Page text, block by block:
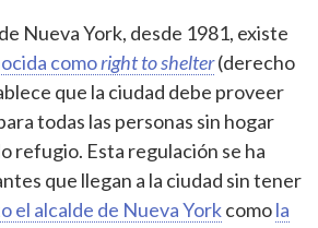
Nueva York, desde 1981, existe
comoright to shelter(derecho
que la ciudad debe proveer
todas las personas sin hogar
refugio. Esta regulación se ha
que llegan a la ciudad sin tener
el alcalde de Nueva Yorkcomola